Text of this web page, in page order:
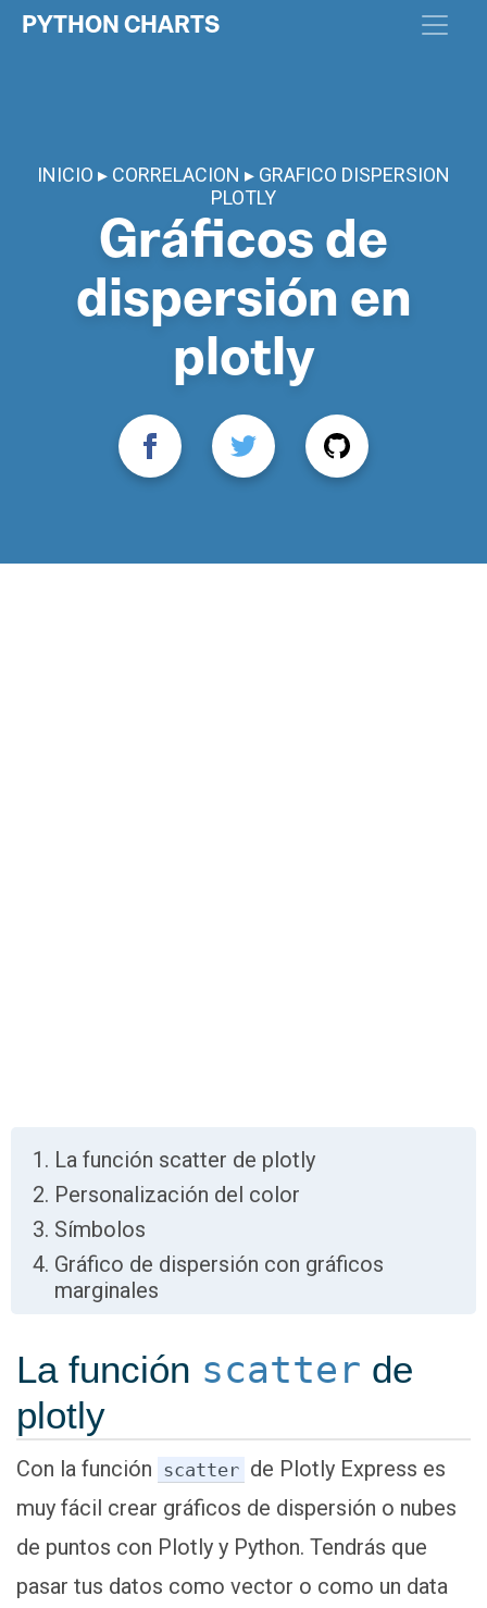
PYTHON CHARTS
INICIO CORRELACION
GRAFICO DISPERSION
PLOTLY
Gráficos de
dispersión en
plotly
La función scatter de plotly
Personalización del color
Símbolos
Gráfico de dispersión con gráficos
marginales
La función scatter de
plotly
Con la función scatter de Plotly Express es
muy fácil crear gráficos de dispersión o nubes
de puntos con Plotly y Python. Tendrás que
pasar tus datos como vector o como un data